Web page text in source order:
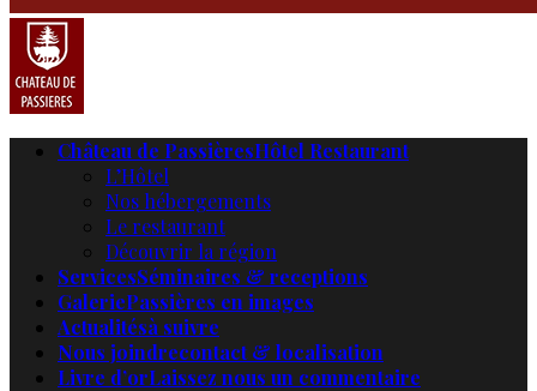
Château de PassièresHôtel Restaurant
L’Hôtel
Nos hébergements
Le restaurant
Découvrir la région
ServicesSéminaires & receptions
GaleriePassières en images
Actualitésà suivre
Nous joindrecontact & localisation
Livre d’orLaissez nous un commentaire